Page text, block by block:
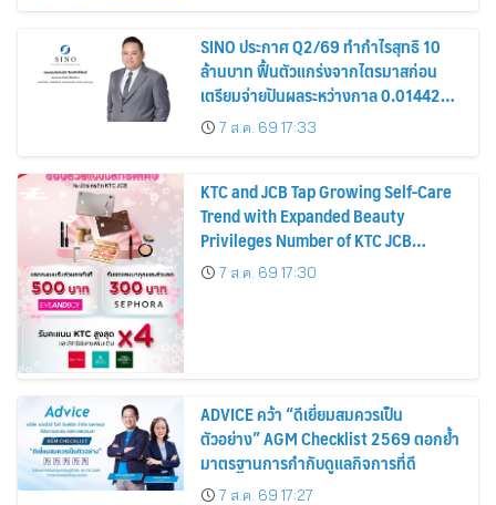
SINO ประกาศ Q2/69 ทำกำไรสุทธิ 10
ล้านบาท ฟื้นตัวแกร่งจากไตรมาสก่อน
เตรียมจ่ายปันผลระหว่างกาล 0.014423
บาทต่อหุ้น ครึ่งปีหลังมุ่งเติบโตต่อเนื่อง
7 ส.ค. 69 17:33
KTC and JCB Tap Growing Self-Care
Trend with Expanded Beauty
Privileges Number of KTC JCB
Cardmembers Spending on
Cosmetics Rises 26%
7 ส.ค. 69 17:30
ADVICE คว้า “ดีเยี่ยมสมควรเป็น
ตัวอย่าง” AGM Checklist 2569 ตอกย้ำ
มาตรฐานการกำกับดูแลกิจการที่ดี
7 ส.ค. 69 17:27